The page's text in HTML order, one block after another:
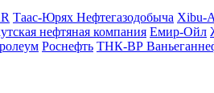
Таас-Юрях Нефтегазодобыча Xibu-
нефтяная компания Емир-Ойл
Роснефть ТНК-ВР